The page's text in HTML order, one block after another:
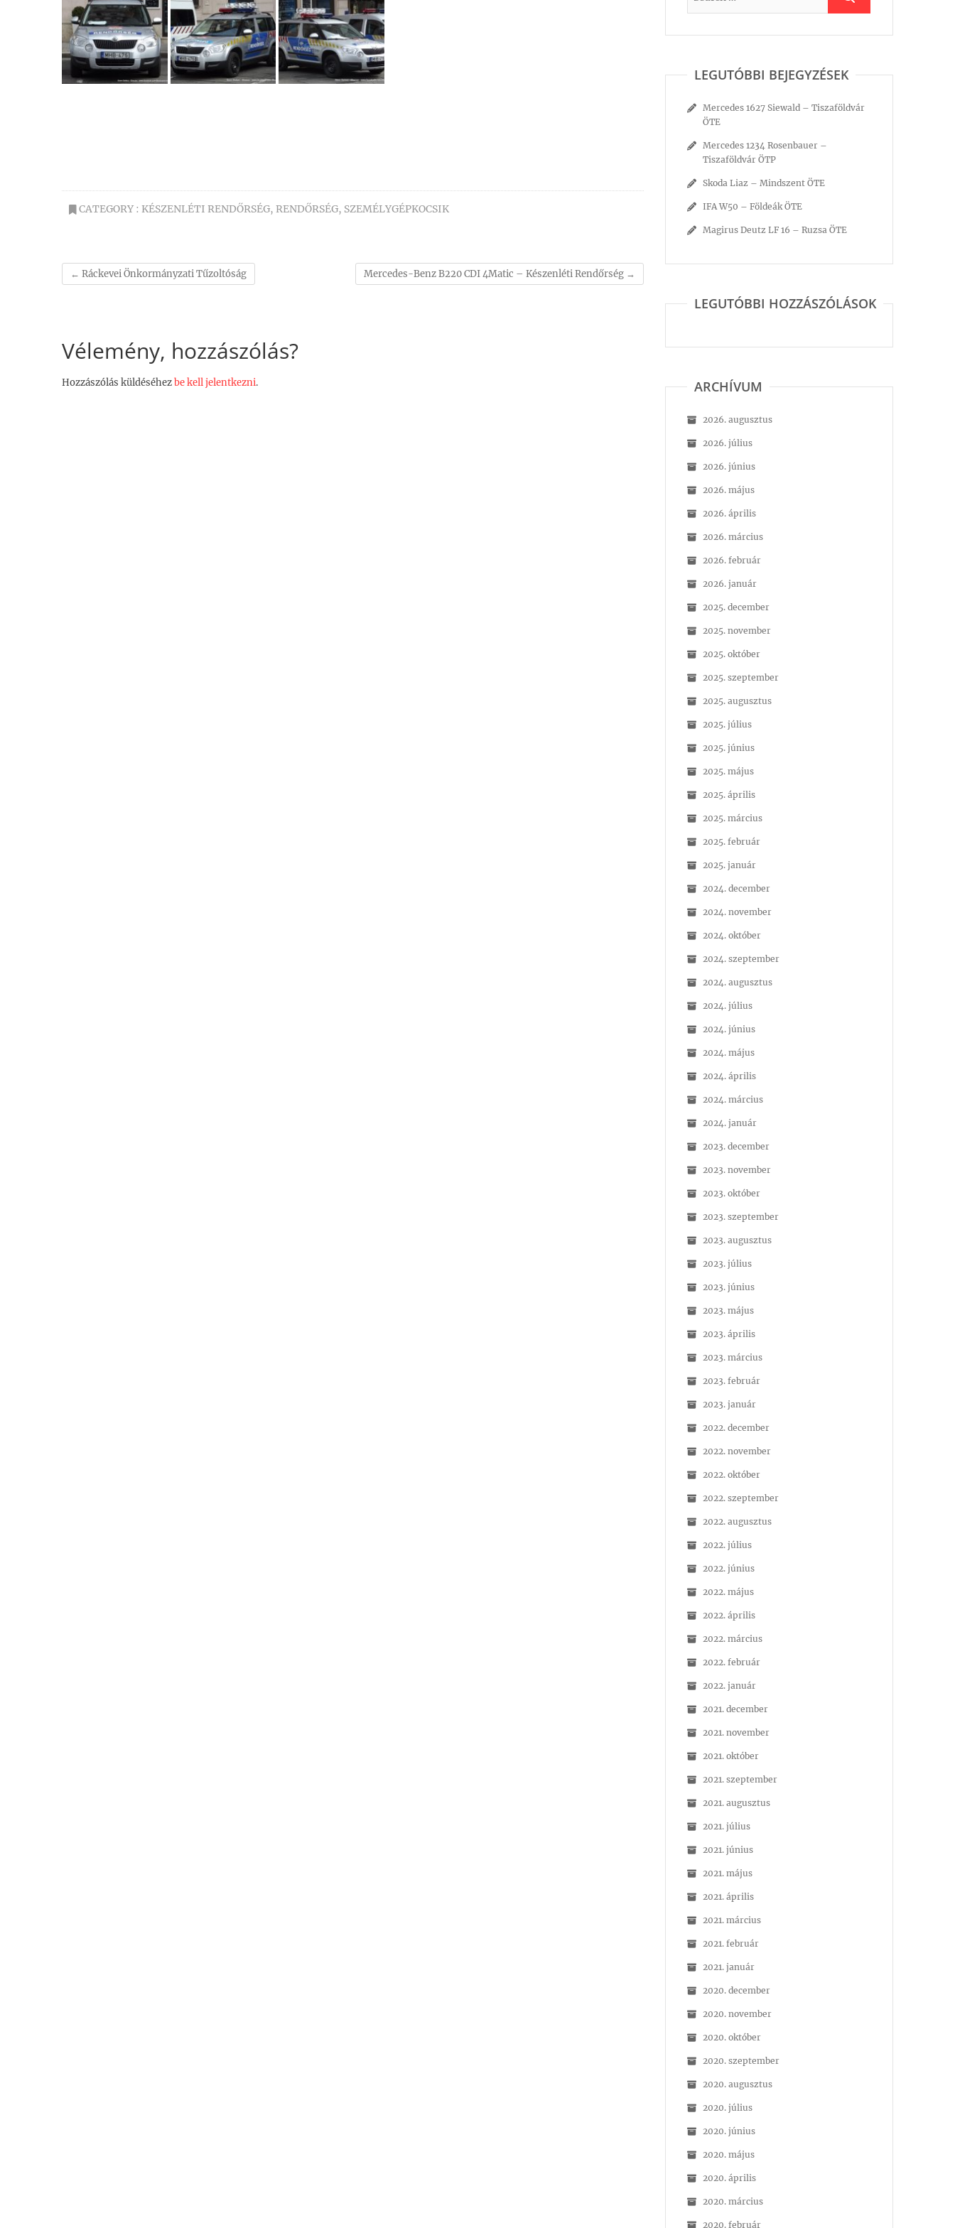
CATEGORY : KÉSZENLÉTI RENDŐRSÉG, RENDŐRSÉG, SZEMÉLYGÉPKOCSIK
← Ráckevei Önkormányzati Tűzoltóság Mercedes-Benz B220 CDI 4Matic – Készenléti Rendőrség →
Vélemény, hozzászólás?
Hozzászólás küldéséhezbe kell jelentkezni.
LEGUTÓBBI BEJEGYZÉSEK
Mercedes 1627 Siewald – Tiszaföldvár
ÖTE
Mercedes 1234 Rosenbauer –
Tiszaföldvár ÖTP
Skoda Liaz – Mindszent ÖTE
IFA W50 – Földeák ÖTE
Magirus Deutz LF 16 – Ruzsa ÖTE
LEGUTÓBBI HOZZÁSZÓLÁSOK
ARCHÍVUM
2026. augusztus
2026. július
2026. június
2026. május
2026. április
2026. március
2026. február
2026. január
2025. december
2025. november
2025. október
2025. szeptember
2025. augusztus
2025. július
2025. június
2025. május
2025. április
2025. március
2025. február
2025. január
2024. december
2024. november
2024. október
2024. szeptember
2024. augusztus
2024. július
2024. június
2024. május
2024. április
2024. március
2024. január
2023. december
2023. november
2023. október
2023. szeptember
2023. augusztus
2023. július
2023. június
2023. május
2023. április
2023. március
2023. február
2023. január
2022. december
2022. november
2022. október
2022. szeptember
2022. augusztus
2022. július
2022. június
2022. május
2022. április
2022. március
2022. február
2022. január
2021. december
2021. november
2021. október
2021. szeptember
2021. augusztus
2021. július
2021. június
2021. május
2021. április
2021. március
2021. február
2021. január
2020. december
2020. november
2020. október
2020. szeptember
2020. augusztus
2020. július
2020. június
2020. május
2020. április
2020. március
2020. február